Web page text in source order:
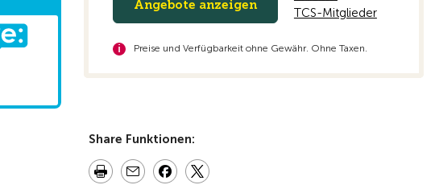
Angebote anzeigen
TCS-Mitglieder
Preise und Verfügbarkeit ohne Gewähr. Ohne Taxen.
Share Funktionen: